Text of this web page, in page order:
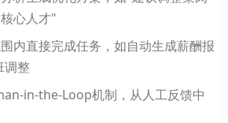
心人才"
围内直接完成任务，如自动生成薪酬报
调整
in-the-Loop机制，从人工反馈中